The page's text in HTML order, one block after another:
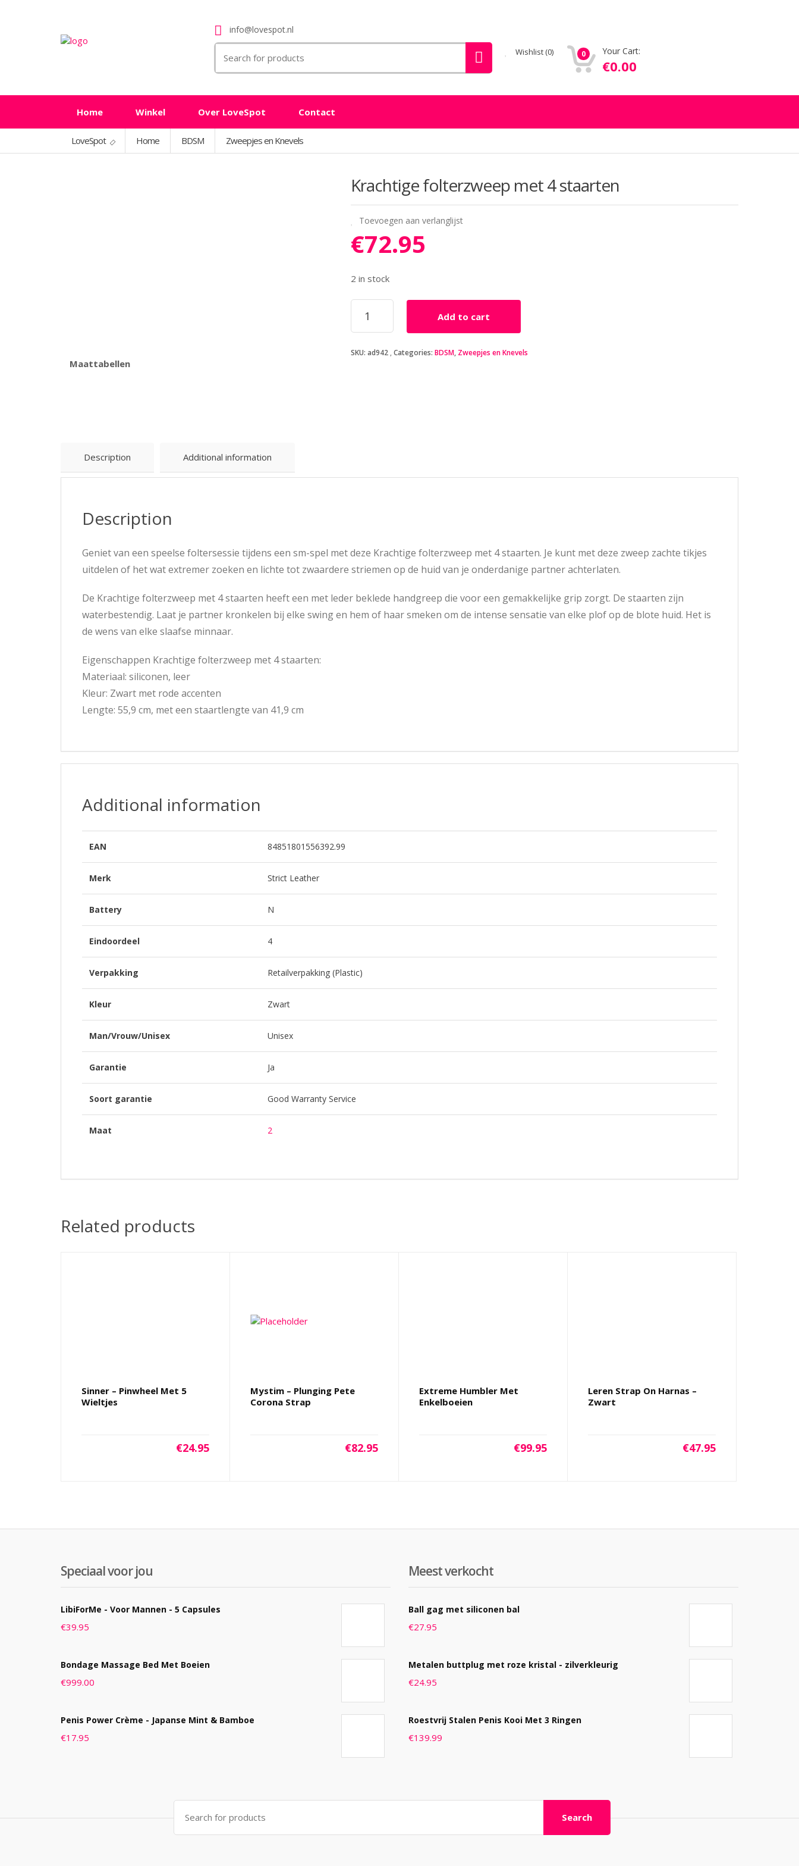
info@lovespot.nl
for:
Wishlist (0) 0 Your Cart:
€0.00
Home Winkel Over LoveSpot Contact
LoveSpot Home BDSM Zweepjes en Knevels
Krachtige folterzweep met 4 staarten
Toevoegen aan verlanglijst
€72.95
2 in stock
Krachtige
folterzweep
met
staarten
Add to cart
SKU: ad942 Categories: BDSM, Zweepjes en Knevels
Maattabellen
Description Additional information
Description
Geniet van een speelse foltersessie tijdens een sm-spel met deze Krachtige folterzweep met 4 staarten. Je kunt met deze zweep zachte tikjes
uitdelen of het wat extremer zoeken en lichte tot zwaardere striemen op de huid van je onderdanige partner achterlaten.
De Krachtige folterzweep met 4 staarten heeft een met leder beklede handgreep die voor een gemakkelijke grip zorgt. De staarten zijn
waterbestendig. Laat je partner kronkelen bij elke swing en hem of haar smeken om de intense sensatie van elke plof op de blote huid. Het is
de wens van elke slaafse minnaar.
Eigenschappen Krachtige folterzweep met 4 staarten:
Materiaal: siliconen, leer
Kleur: Zwart met rode accenten
Lengte: 55,9 cm, met een staartlengte van 41,9 cm
Additional information
EAN 84851801556392.99
Merk Strict Leather
Battery N
Eindoordeel 4
Verpakking Retailverpakking (Plastic)
Kleur Zwart
Man/Vrouw/Unisex Unisex
Garantie Ja
Soort garantie Good Warranty Service
Maat 2
Related products
Sinner – Pinwheel Met 5
Wieltjes
€24.95
Mystim – Plunging Pete
Corona Strap
€82.95
Extreme Humbler Met
Enkelboeien
€99.95
Leren Strap On Harnas –
Zwart
€47.95
Speciaal voor jou
LibiForMe - Voor Mannen - 5 Capsules
€39.95
Bondage Massage Bed Met Boeien
€999.00
Penis Power Crème - Japanse Mint & Bamboe
€17.95
Meest verkocht
Ball gag met siliconen bal
€27.95
Metalen buttplug met roze kristal - zilverkleurig
€24.95
Roestvrij Stalen Penis Kooi Met 3 Ringen
€139.99
Search
for:
Search